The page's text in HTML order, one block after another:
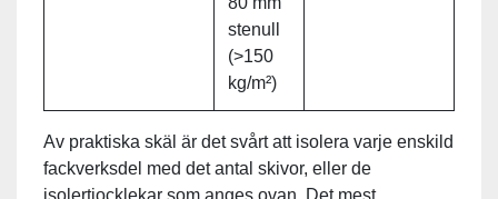
stenull
(>150
kg/m²)
Av praktiska skäl är det svårt att isolera varje enskild
fackverksdel med det antal skivor, eller de
isolertjocklekar som anges ovan. Det mest